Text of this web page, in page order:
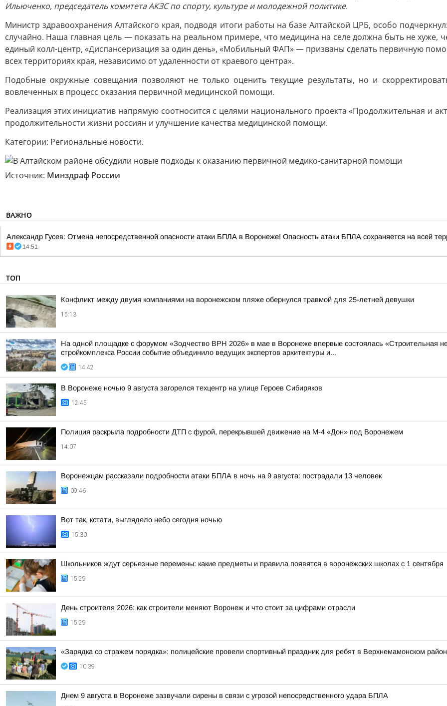
Ильюченко, председатель комитета АКЗС по спорту, культуре и молодежной политике.
Министр здравоохранения Алтайского края, подводя итоги работы на базе Алтайской ЦРБ, особо
случайно. Наша главная цель — показать на реальном примере, что медицина на селе должна быть не
единый колл-центр, «Диспансеризация за один день», «Мобильный ФАП» — призваны сделать первичную
всех территориях края, независимо от удаленности от краевого центра».
Подобные окружные совещания позволяют не только оценить текущие результаты, но и
вовлеченных в процесс оказания первичной медицинской помощи.
Реализация этих инициатив напрямую соотносится с целями национального проекта «Продолжительная и
продолжительности жизни россиян и улучшение качества медицинской помощи.
Категории: Региональные новости.
Источник: Минздраф России
ВАЖНО
Александр Гусев: Отмена непосредственной опасности атаки БПЛА в Воронеже! Опасность атаки БПЛА сохраняется на всей
14:51
ТОП
Конфликт между двумя компаниями на воронежском пляже обернулся травмой для 25-летней девушки
15:13
На одной площадке с форумом «Зодчество ВРН 2026» в мае в Воронеже впервые состоялась «Строительная
стройкомплекса России событие объединило ведущих экспертов архитектуры и...
14:42
В Воронеже ночью 9 августа загорелся техцентр на улице Героев Сибиряков
12:45
Полиция раскрыла подробности ДТП с фурой, перекрывшей движение на М-4 «Дон» под Воронежем
14:07
Воронежцам рассказали подробности атаки БПЛА в ночь на 9 августа: пострадали 13 человек
09:46
Вот так, кстати, выглядело небо сегодня ночью
15:30
Школьников ждут серьезные перемены: какие предметы и правила появятся в воронежских школах с 1 сентября
15:29
День строителя 2026: как строители меняют Воронеж и что стоит за цифрами отрасли
15:29
«Зарядка со стражем порядка»: полицейские провели спортивный праздник для ребят в Верхнемамонском
10:39
Днем 9 августа в Воронеже зазвучали сирены в связи с угрозой непосредственного удара БПЛА